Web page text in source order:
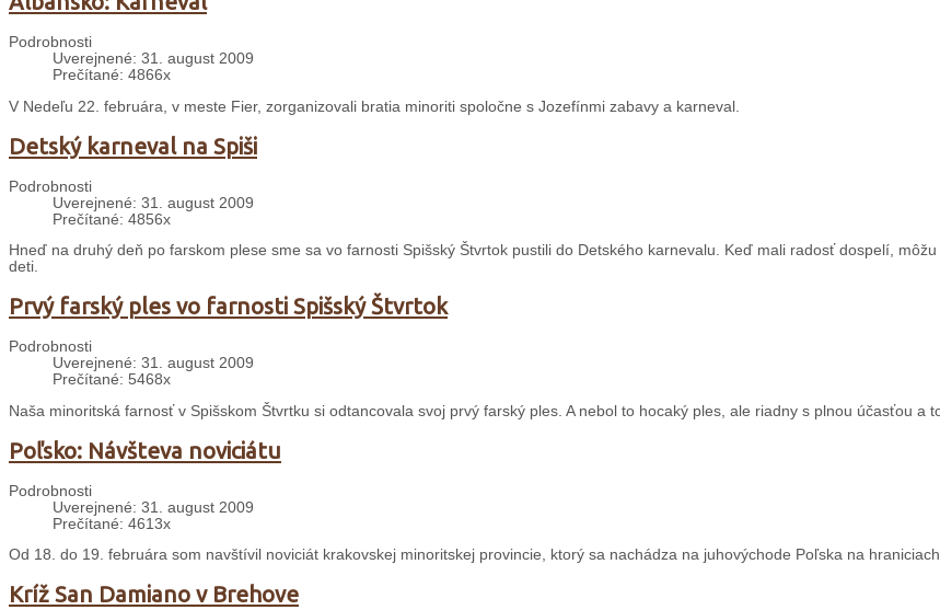
Podrobnosti
Uverejnené: 31. august 2009
Prečítané: 4866x
V Nedeľu 22. februára, v meste Fier, zorganizovali bratia minoriti spoločne s Jozefínmi zabavy a karneval.
Detský karneval na Spiši
Podrobnosti
Uverejnené: 31. august 2009
Prečítané: 4856x
Hneď na druhý deň po farskom plese sme sa vo farnosti Spišský Štvrtok pustili do Detského karnevalu. Keď mali radosť dospelí,
deti.
Prvý farský ples vo farnosti Spišský Štvrtok
Podrobnosti
Uverejnené: 31. august 2009
Prečítané: 5468x
Naša minoritská farnosť v Spišskom Štvrtku si odtancovala svoj prvý farský ples. A nebol to hocaký ples, ale riadny s plnou účasťou a
Poľsko: Návšteva noviciátu
Podrobnosti
Uverejnené: 31. august 2009
Prečítané: 4613x
Od 18. do 19. februára som navštívil noviciát krakovskej minoritskej provincie, ktorý sa nachádza na juhovýchode Poľska na
Kríž San Damiano v Brehove